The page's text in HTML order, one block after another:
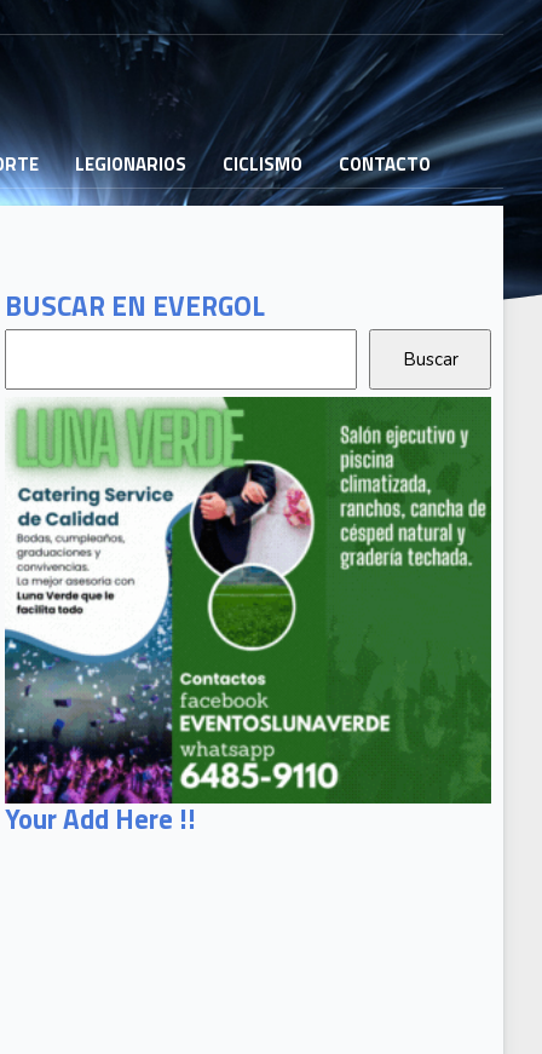
LEGIONARIOS CICLISMO CONTACTO
BUSCAR EN EVERGOL
Your Add Here !!